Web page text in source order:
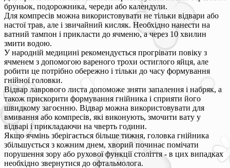
бруньок, подорожника, череди або календули.
Для компресів можна використовувати не тільки відвари або
настої трав, але і звичайний кисляк. Необхідно нанести на
ватний тампон і прикласти до ячменю, а через 10 хвилин
змити водою.
У народній медицині рекомендується прогрівати повіку з
ячменем з допомогою вареного трохи остиглого яйця, але
робити це потрібно обережно і тільки до часу формування
гнійної головки.
Відвар лаврового листа допоможе зняти запалення і набряк, а
також прискорити формування гнійника і сприяти його
швидкому загоєнню. Відвар можна використовувати для
вмивання або компресів, які виконують, змочити вату у
відварі і прикладаючи на чверть години.
Якщо ячмінь зберігається більше тижня, головка гнійника
збільшується з кожним днем, хворий починає помічати
порушення зору або рухової функції століття - в цих випадках
необхідно звернутися до офтальмолога.